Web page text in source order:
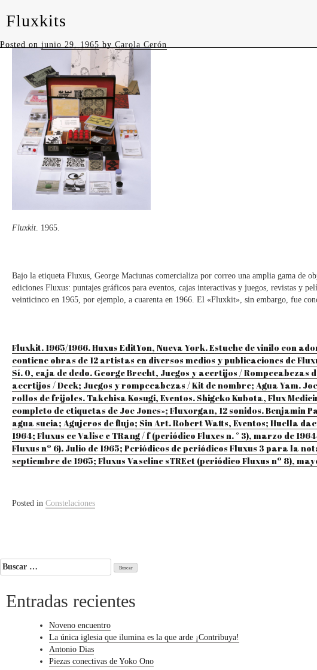
Fluxkits
Posted on junio 29, 1965 by Carola Cerón
Fluxkit. 1965.
Bajo la etiqueta Fluxus, George Maciunas comercializa por correo una amplia gama de
ediciones Fluxus: puntajes gráficos para eventos, cajas interactivas y juegos, revistas y
veinticinco en 1965, por ejemplo, a cuarenta en 1966. El «Fluxkit», sin embargo, fue
Fluxkit. 1965/1966. Huxus EditYon, Nueva York. Estuche de vinilo
contiene obras de 12 artistas en diversos medios y publicaciones de
Sí. 0, caja de dedo. George Brecht, Juegos y acertijos /
acertijos / Deck; Juegos y rompecabezas / Kit de nombre; Agua Yam.
rollos de frijoles. Takehisa Kosugi, Eventos. Shigeko Kubota, Flux
completo de etiquetas de Joe Jones»; Fluxorgan, 12 sonidos. Benjamin
agua sucia; Agujeros de flujo; Sin Art. Robert Watts, Eventos; Huella
1964; Fluxus cc Valise e TRang / f (periódico Fluxes n. ° 3), marzo de
Fluxus nº 6). Julio de 1965; Periódicos de periódicos Fluxus 3 para la
septiembre de 1965; Fluxus Vaseline sTREet (periódico Fluxus nº 8),
Posted in Constelaciones
de
Buscar:
Entradas recientes
Noveno encuentro
La única iglesia que ilumina es la que arde ¡Contribuya!
Antonio Dias
Piezas conectivas de Yoko Ono